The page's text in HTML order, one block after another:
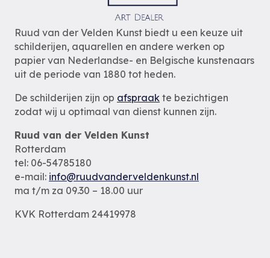
Ruud van der Velden Kunst biedt u een keuze uit
schilderijen, aquarellen en andere werken op
papier van Nederlandse- en Belgische kunstenaars
uit de periode van 1880 tot heden.
De schilderijen zijn op afspraak te bezichtigen
zodat wij u optimaal van dienst kunnen zijn.
Ruud van der Velden Kunst
Rotterdam
tel: 06-54785180
e-mail: info@ruudvanderveldenkunst.nl
ma t/m za 09.30 – 18.00 uur
KVK Rotterdam 24419978